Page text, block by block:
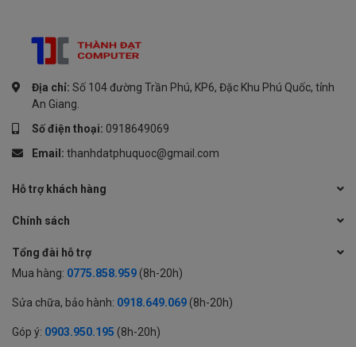
Địa chỉ: Số 104 đường Trần Phú, KP6, Đặc Khu Phú Quốc, tỉnh
An Giang.
Số điện thoại: 0918649069
Email: thanhdatphuquoc@gmail.com
Hỗ trợ khách hàng
Chính sách
Tổng đài hỗ trợ
Mua hàng: 0775.858.959 (8h-20h)
Sửa chữa, bảo hành: 0918.649.069 (8h-20h)
Góp ý: 0903.950.195 (8h-20h)